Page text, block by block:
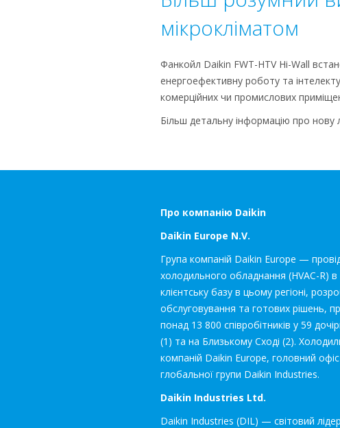
мікрокліматом
Фанкойл Daikin FWT-HTV Hi-Wall
енергоефективну роботу та
комерційних чи промислових
Більш детальну інформацію про нову
Про компанію Daikin
Daikin Europe N.V.
Група компаній Daikin Europe —
холодильного обладнання (HVAC-R) в
клієнтську базу в цьому регіоні,
обслуговування та готових рішень,
понад 13 800 співробітників у 59
(1) та на Близькому Сході (2).
компаній Daikin Europe, головний
глобальної групи Daikin Industries.
Daikin Industries Ltd.
Daikin Industries (DIL) — світовий лідер